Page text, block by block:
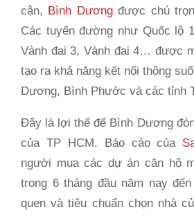
cận, Bình Dươngđược chú
Các tuyến đường như Quốc lộ
Vành đai 3, Vành đai 4… được
tạo ra khả năng kết nối thông
Dương, Bình Phước và các tỉnh
Đây là lợi thế để Bình Dương
của TP HCM. Báo cáo của
người mua các dự án căn hộ
trong 6 tháng đầu năm nay
quen và tiêu chuẩn chọn nhà